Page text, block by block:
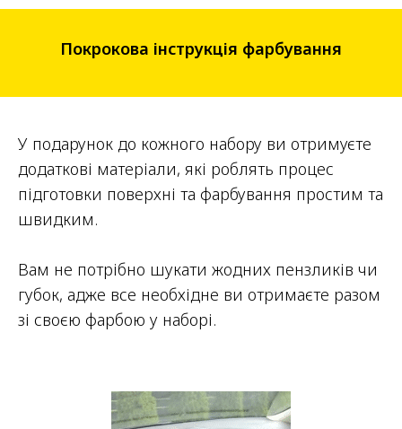
Покрокова інструкція фарбування
У подарунок до кожного набору ви отримуєте
додаткові матеріали, які роблять процес
підготовки поверхні та фарбування простим та
швидким.
Вам не потрібно шукати жодних пензликів чи
губок, адже все необхідне ви отримаєте разом
зі своєю фарбою у наборі.